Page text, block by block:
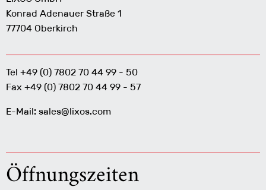
Konrad Adenauer Straße 1
77704 Oberkirch
Tel +49 (0) 7802 70 44 99 - 50
Fax +49 (0) 7802 70 44 99 - 57
E-Mail: sales@lixos.com
Öffnungszeiten